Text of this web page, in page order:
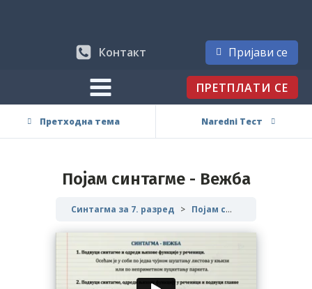
Контакт Пријави се
ПРЕТПЛАТИ СЕ
Претходна тема Naredni Тест
Појам синтагме - Вежба
Синтагма за 7. разред Појам синтагме